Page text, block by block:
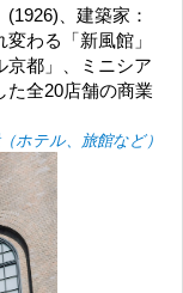
、建築家：
わる「新風館」
京都」、ミニシア
た全20店舗の商業
ホテル、旅館など）